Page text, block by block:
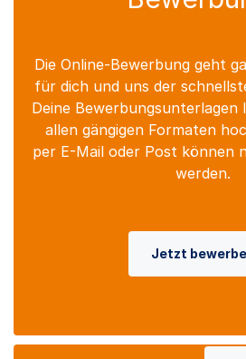
Die Online-Bewerbung geht
für dich und uns der
Deine Bewerbungsunterlagen
allen gängigen Formaten
per E-Mail oder Post können
werden.
Jetzt